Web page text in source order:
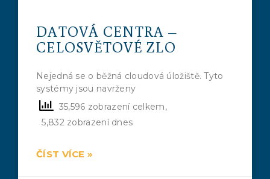
DATOVÁ CENTRA –
CELOSVĚTOVÉ ZLO
Nejedná se o běžná cloudová úložiště. Tyto
systémy jsou navrženy
35,596 zobrazení celkem,
5,832 zobrazení dnes
ČÍST VÍCE »